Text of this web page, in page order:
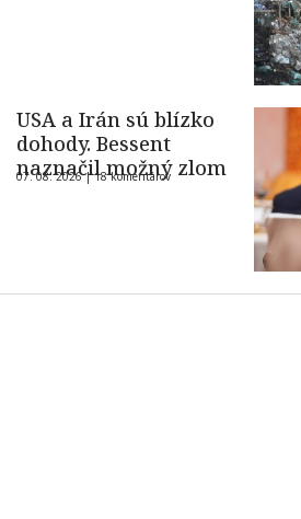
USA a Irán sú blízko
dohody. Bessent
naznačil možný zlom
07. 08. 2026 |18 komentárov